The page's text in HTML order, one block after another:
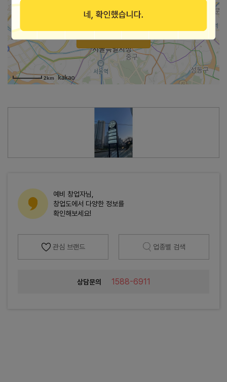
2km
가맹점 지도로 보기
예비 창업자님,
창업도에서 다양한 정보를
확인해보세요!
관심 브랜드 업종별 검색
상담문의 1588-6911